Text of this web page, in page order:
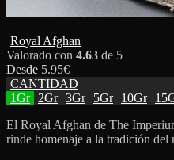
Royal Afghan
Valorado con 4.63 de 5
Desde 5.95€
CANTIDAD
1Gr
2Gr 3Gr 5Gr 10Gr
El Royal Afghan de The
rinde homenaje a la tradición del